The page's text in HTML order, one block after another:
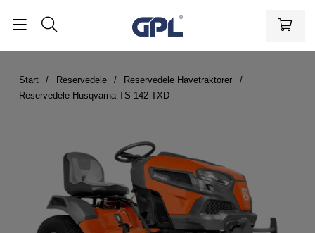
Start Reservedele
Reservedele Havetraktorer
Reservedele Husqvarna TS 142 TXD